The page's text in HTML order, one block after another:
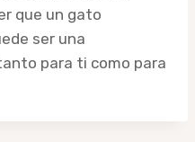
que un gato
ser una
para ti como para